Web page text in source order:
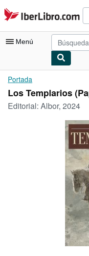
Pasar al contenido
IberLibro.com
Menú
Mi cuenta
Consultar mis pedidos
Búsqueda avanzada
Arte y coleccionismo
Portada
Los Templarios
Editorial: Albor, 2024